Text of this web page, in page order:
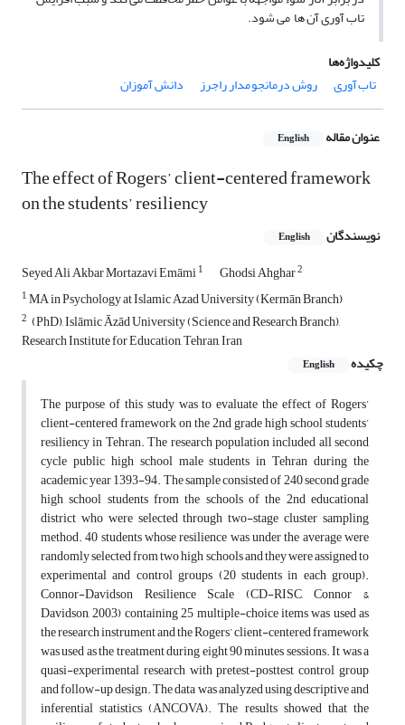
تاب آوری آن ها می شود.
کلیدواژه‌ها
تاب آوری
روش درمانجو مدار راجرز دانش آموزان
عنوان مقاله English
The effect of Rogers’ client-centered framework
on the students’ resiliency
نویسندگان English
Seyed Ali Akbar Mortazavi Emāmi1 Ghodsi Ahghar2
1MA in Psychology at Islamic Azad University (Kermān Branch)
2 (PhD), Islāmic Āzād University (Science and Research Branch),
Research Institute for Education, Tehran, Iran
چکیده
English
The purpose of this study was to evaluate the effect of Rogers’
client-centered framework on the 2nd grade high school students’
resiliency in Tehran. The research population included all second
cycle public high school male students in Tehran during the
academic year 1393-94. The sample consisted of 240 second grade
high school students from the schools of the 2nd educational
district who were selected through two-stage cluster sampling
method. 40 students whose resilience was under the average were
randomly selected from two high schools and they were assigned to
experimental and control groups (20 students in each group).
Connor-Davidson Resilience Scale (CD-RISC, Connor &
Davidson, 2003) containing 25 multiple-choice items was used as
the research instrument and the Rogers’ client-centered framework
was used as the treatment during eight 90 minutes sessions. It was a
quasi-experimental research with pretest-posttest control group
and follow-up design. The data was analyzed using descriptive and
inferential statistics (ANCOVA). The results showed that the